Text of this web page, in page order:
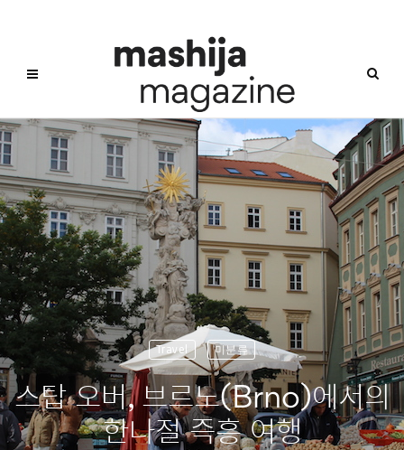
Travel 미분류
스탑 오버, 브르노(Brno)에서의
한나절 즉흥 여행